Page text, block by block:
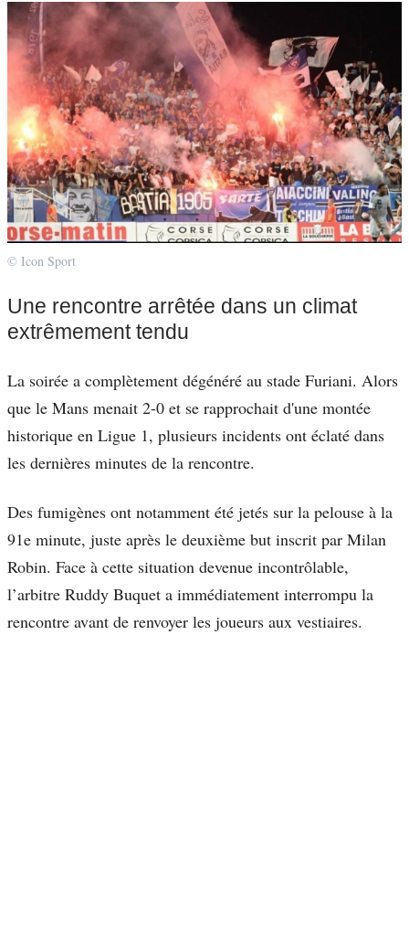
© Icon Sport
Une rencontre arrêtée dans un climat
extrêmement tendu
La soirée a complètement dégénéré au stade Furiani. Alors
que le Mans menait 2-0 et se rapprochait d'une montée
historique en Ligue 1, plusieurs incidents ont éclaté dans
les dernières minutes de la rencontre.
Des fumigènes ont notamment été jetés sur la pelouse à la
91e minute, juste après le deuxième but inscrit par Milan
Robin. Face à cette situation devenue incontrôlable,
l’arbitre Ruddy Buquet a immédiatement interrompu la
rencontre avant de renvoyer les joueurs aux vestiaires.